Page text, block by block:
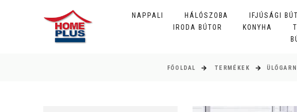
NAPPALI HÁLÓSZOBA IFJÚSÁGI
IRODA BÚTOR
KONYHA
FŐOLDAL TERMÉKEK